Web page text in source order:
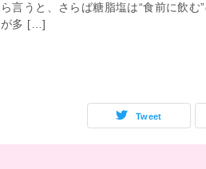
ら言うと、さらば糖脂塩は“食前に飲
が多 […]
Tweet